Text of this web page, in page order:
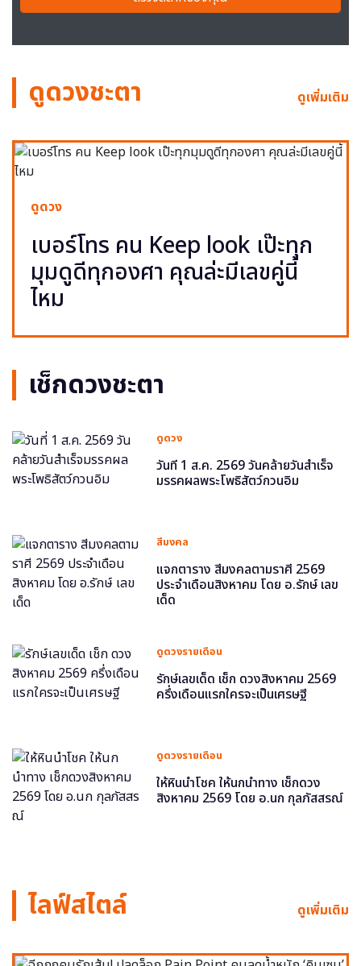
ดูดวงชะตา ดูเพิ่มเติม
ดูดวง
เบอร์โทร คน Keep look เป๊ะทุก
มุมดูดีทุกองศา คุณล่ะมีเลขคู่นี้
ไหม
เช็กดวงชะตา
ดูดวง
วันที่ 1 ส.ค. 2569 วันคล้ายวันสำเร็จ
มรรคผลพระโพธิสัตว์กวนอิม
สีมงคล
แจกตาราง สีมงคลตามราศี 2569
ประจำเดือนสิงหาคม โดย อ.รักษ์ เลข
เด็ด
ดูดวงรายเดือน
รักษ์เลขเด็ด เช็ก ดวงสิงหาคม 2569
ครึ่งเดือนแรกใครจะเป็นเศรษฐี
ดูดวงรายเดือน
ให้หินนำโชค ให้นกนำทาง เช็กดวง
สิงหาคม 2569 โดย อ.นก กุลภัสสรณ์
ไลฟ์สไตล์ ดูเพิ่มเติม